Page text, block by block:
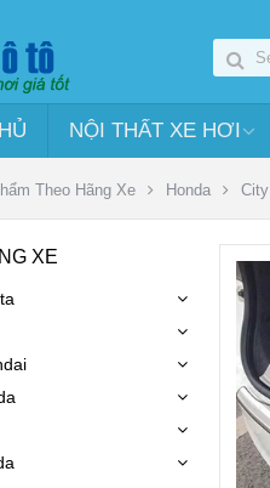
NỘI THẤT XE HƠI
Theo Hãng Xe Honda City
XE